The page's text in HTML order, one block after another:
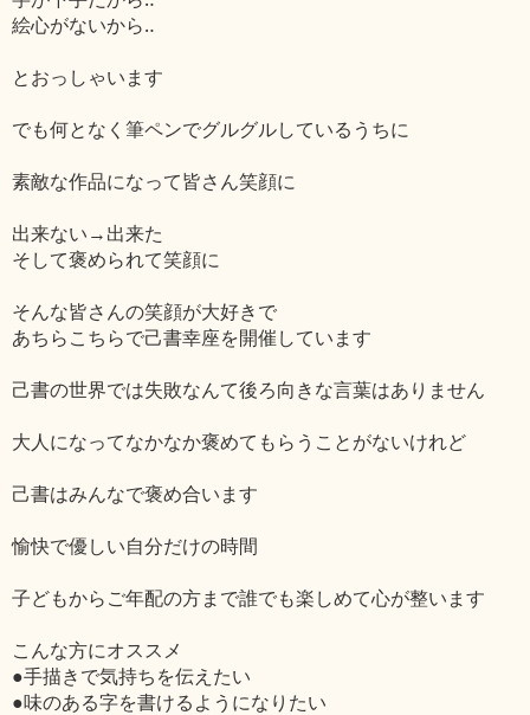
絵心がないから‥
とおっしゃいます
でも何となく筆ペンでグルグルしているうちに
素敵な作品になって皆さん笑顔に
出来ない→出来た
そして褒められて笑顔に
そんな皆さんの笑顔が大好きで
あちらこちらで己書幸座を開催しています
己書の世界では失敗なんて後ろ向きな言葉はありません
大人になってなかなか褒めてもらうことがないけれど
己書はみんなで褒め合います
愉快で優しい自分だけの時間
子どもからご年配の方まで誰でも楽しめて心が整います
こんな方にオススメ
●手描きで気持ちを伝えたい
●味のある字を書けるようになりたい